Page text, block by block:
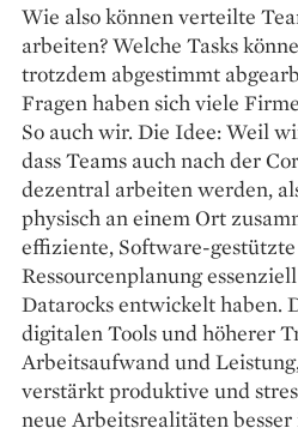
Wie also können verteilte
arbeiten? Welche Tasks
trotzdem abgestimmt
Fragen haben sich viele
So auch wir. Die Idee: Weil
dass Teams auch nach der
dezentral arbeiten werden,
physisch an einem Ort
effiziente, Software-
Ressourcenplanung
Datarocks entwickelt haben.
digitalen Tools und höherer
Arbeitsaufwand und
verstärkt produktive und
neue Arbeitsrealitäten